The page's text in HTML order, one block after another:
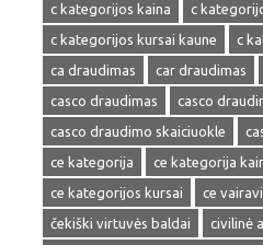
c kategorijos kaina
c
c kategorijos kursai kaune
c
ca draudimas
car draudimas
casco draudimas
casco
casco draudimo skaiciuokle
ce kategorija
ce kategorija
ce kategorijos kursai
ce
čekiški virtuvės baldai
civilinė